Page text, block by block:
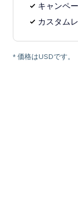
キャンペ
カスタム
* 価格はUSDです。